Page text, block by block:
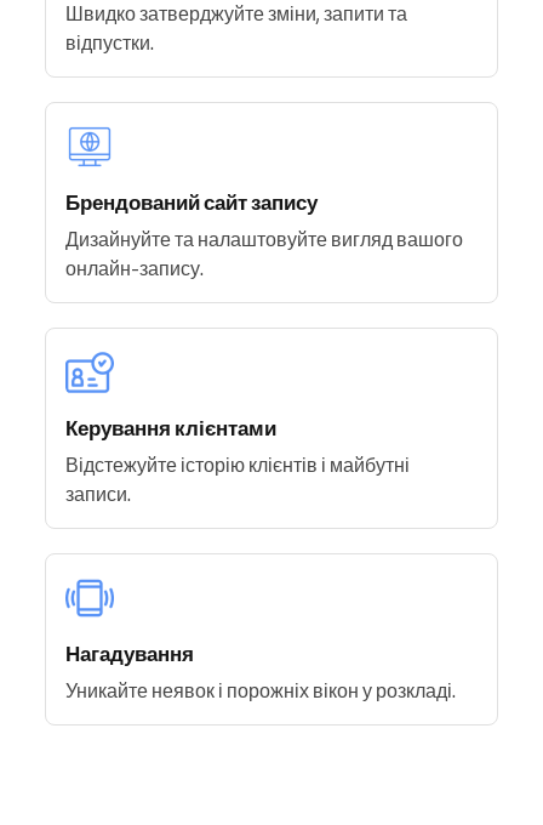
Швидко затверджуйте зміни, запити та
відпустки.
Брендований сайт запису
Дизайнуйте та налаштовуйте вигляд вашого
онлайн-запису.
Керування клієнтами
Відстежуйте історію клієнтів і майбутні
записи.
Нагадування
Уникайте неявок і порожніх вікон у розкладі.